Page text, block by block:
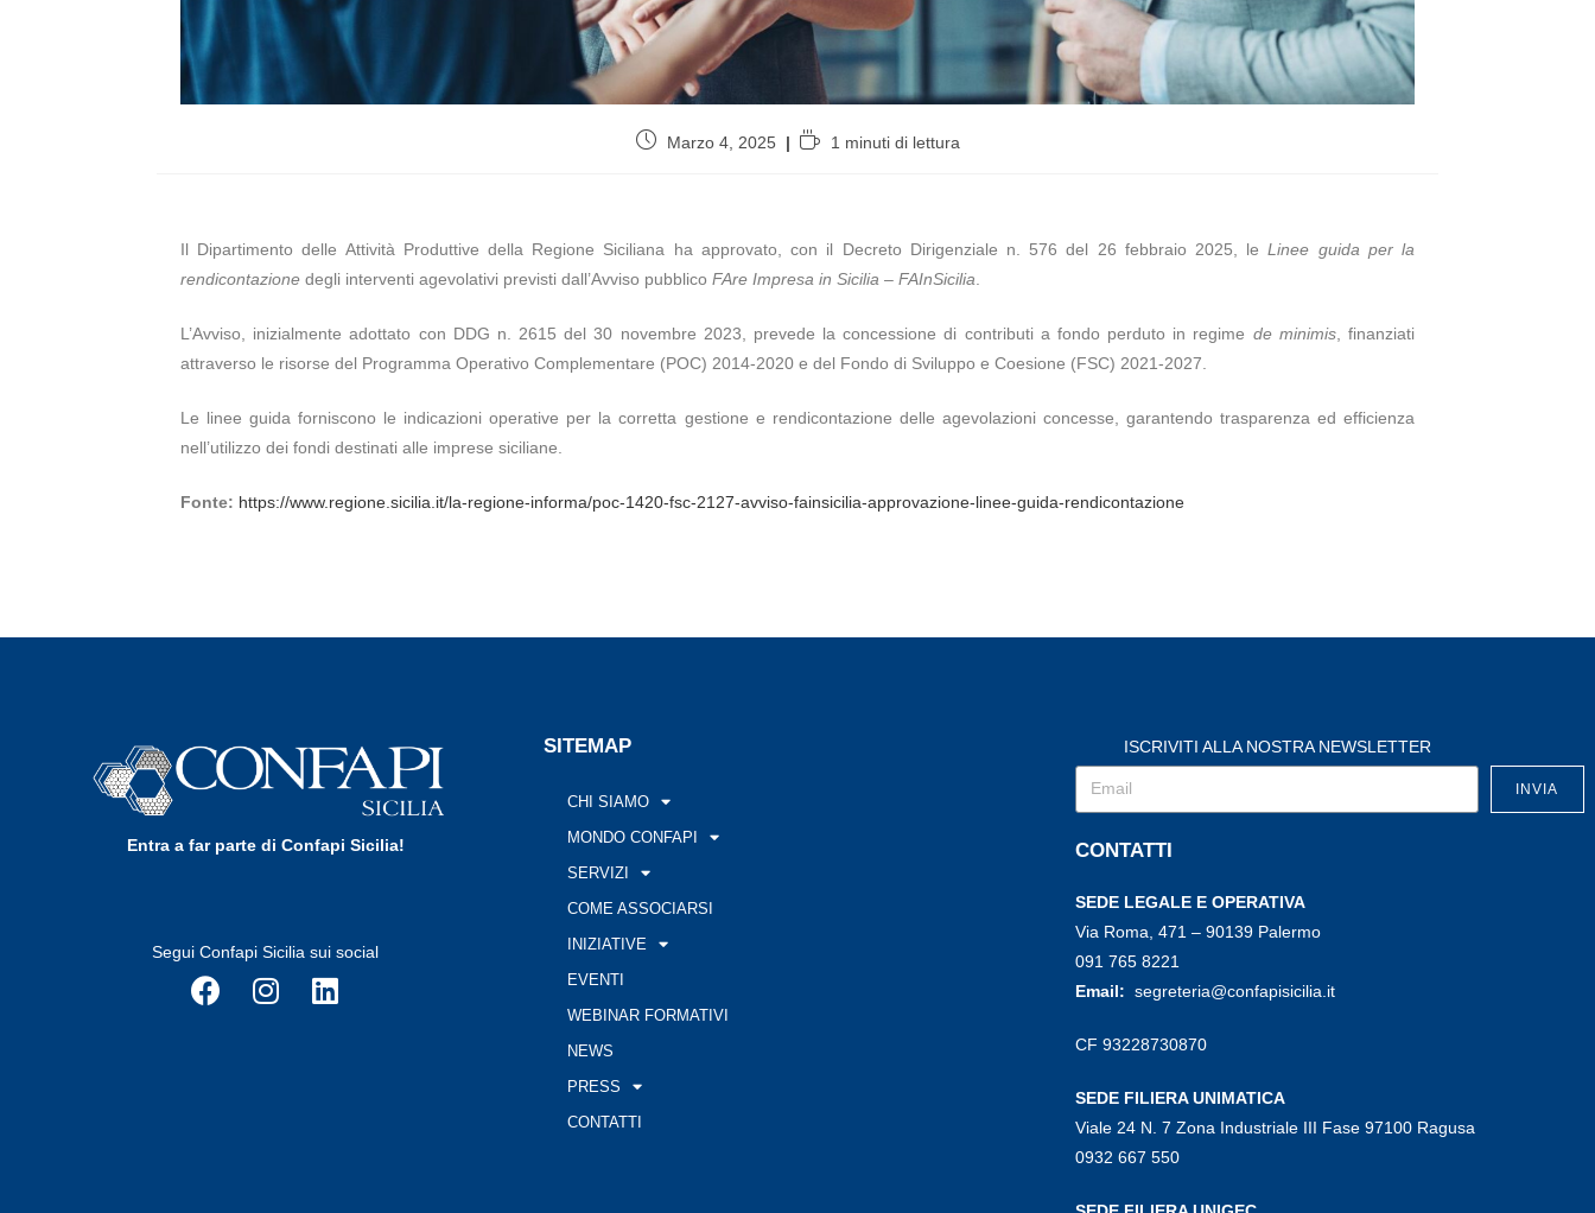
Marzo 4, 2025 1 minuti di lettura
Il Dipartimento delle Attività Produttive della Regione Siciliana ha approvato, con il Decreto Dirigenziale n. 576 del 26 febbraio 2025, leLinee guida per la
rendicontazione degli interventi agevolativi previsti dall’Avviso pubblico FAre Impresa in Sicilia – FAInSicilia
L’Avviso, inizialmente adottato con DDG n. 2615 del 30 novembre 2023, prevede la concessione di contributi a fondo perduto in regime de minimis, finanziati
attraverso le risorse del Programma Operativo Complementare (POC) 2014-2020 e del Fondo di Sviluppo e Coesione (FSC) 2021-2027.
Le linee guida forniscono le indicazioni operative per la corretta gestione e rendicontazione delle agevolazioni concesse, garantendo trasparenza ed efficienza
nell’utilizzo dei fondi destinati alle imprese siciliane.
Fonte: https://www.regione.sicilia.it/la-regione-informa/poc-1420-fsc-2127-avviso-fainsicilia-approvazione-linee-guida-rendicontazione
Entra a far parte di Confapi Sicilia!
Segui Confapi Sicilia sui social
SITEMAP
CHI SIAMO
MONDO CONFAPI
SERVIZI
COME ASSOCIARSI
INIZIATIVE
EVENTI
WEBINAR FORMATIVI
NEWS
PRESS
CONTATTI
ISCRIVITI ALLA NOSTRA NEWSLETTER
INVIA
CONTATTI
SEDE LEGALE E OPERATIVA
Via Roma, 471 – 90139 Palermo
091 765 8221
Email: segreteria@confapisicilia.it
CF 93228730870
SEDE FILIERA UNIMATICA
Viale 24 N. 7 Zona Industriale III Fase 97100 Ragusa
0932 667 550